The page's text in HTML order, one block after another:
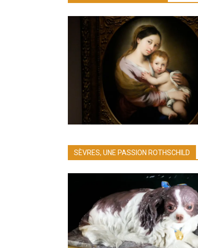
SÈVRES, UNE PASSION ROTHSCHILD